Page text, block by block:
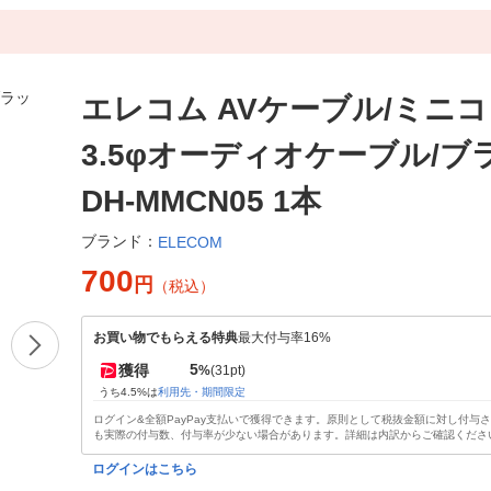
エレコム AVケーブル/ミニ
3.5φオーディオケーブル/ブ
DH-MMCN05 1本
ブランド： ELECOM
700 円 （税込）
お買い物でもらえる特典最大付与率16%
獲得 5%(31pt)
うち4.5%は利用先・期間限定
ログイン&全額PayPay支払いで獲得できます。原則として税抜金額に対し付与
も実際の付与数、付与率が少ない場合があります。詳細は内訳からご確認くださ
ログインはこちら